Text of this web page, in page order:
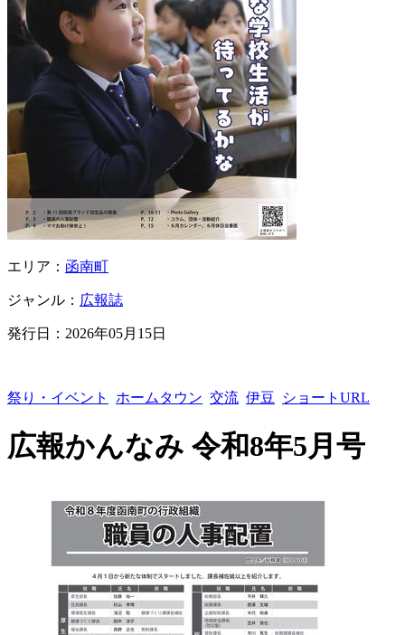
エリア： 函南町
ジャンル： 広報誌
発行日： 2026年05月15日
祭り・イベント ホームタウン 交流 伊豆 ショートURL
広報かんなみ 令和8年5月号